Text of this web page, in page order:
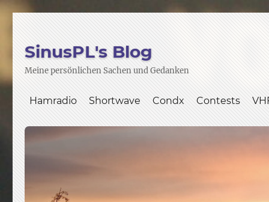
SinusPL's Blog
Meine persönlichen Sachen und Gedanken
Hamradio Shortwave Condx Contests